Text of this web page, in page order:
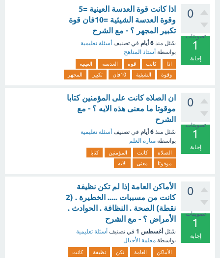
0
تصويتات
1
إجابة
اذا كانت قوة العدسة العينية =5
وقوة العدسة الشيئية =10فان قوة
تكبير المجهر ؟ - مع الشرح
سُئل منذ 6 أيام في تصنيف أسئلة تعليمية
بواسطة أستاذ المناهج
اذا كانت قوة العدسة
العينية
وقوة
الشيئية 10فان تكبير المجهر
0
تصويتات
1
إجابة
ان الصلاه كانت على المؤمنين كتابا
موقوتا ما معنى هذه الايه ؟ - مع
الشرح
سُئل منذ 6 أيام في تصنيف أسئلة تعليمية
بواسطة منارة العلم
الصلاه كانت المؤمنين
كتابا
موقوتا
معنى الايه
0
تصويتات
1
إجابة
الأماكن العامة إذا لم تكن نظيفة
كانت من مسببات ..... الخطيرة . (2
نقطة) الصحة . النظافة . الحوادث .
الأمراض ؟ - مع الشرح
سُئل أغسطس 1 في تصنيف أسئلة تعليمية
بواسطة معلمة الأجيال
الأماكن العامة تكن نظيفة
كانت